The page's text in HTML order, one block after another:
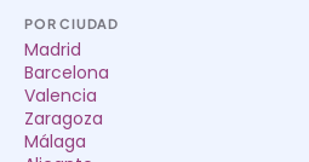
POR CIUDAD
Madrid
Barcelona
Valencia
Zaragoza
Málaga